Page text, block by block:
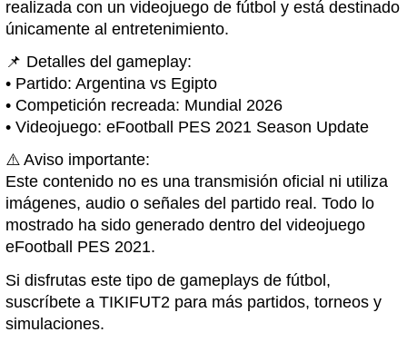
realizada con un videojuego de fútbol y está destinado
únicamente al entretenimiento.
📌 Detalles del gameplay:
• Partido: Argentina vs Egipto
• Competición recreada: Mundial 2026
• Videojuego: eFootball PES 2021 Season Update
⚠️ Aviso importante:
Este contenido no es una transmisión oficial ni utiliza
imágenes, audio o señales del partido real. Todo lo
mostrado ha sido generado dentro del videojuego
eFootball PES 2021.
Si disfrutas este tipo de gameplays de fútbol,
suscríbete a TIKIFUT2 para más partidos, torneos y
simulaciones.